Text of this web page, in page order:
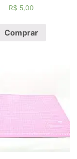
R$ 5,00
Comprar